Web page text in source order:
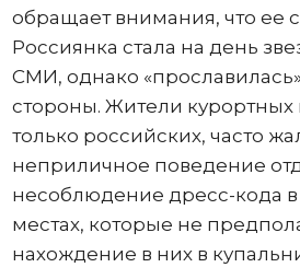
обращает внимания, что ее
Россиянка стала на день
СМИ, однако
стороны. Жители курортных
только российских, часто
неприличное поведение
несоблюдение дресс-кода
местах, которые не
нахождение в них в